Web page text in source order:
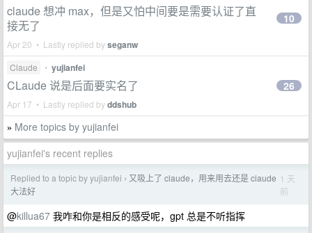
claude 想冲 max，但是又怕中间要是需要认证了直
接无了
Apr 20 • Lastly replied byseganw
10
Claude • yujianfei
CLaude 说是后面要实名了
Apr 17 • Lastly replied byddshub
26
» More topics by yujianfei
yujianfei's recent replies
Replied to a topic by yujianfei › 又吸上了 claude，用来用去还是 claude
大法好
1 天
前
@killua67 我咋和你是相反的感受呢，gpt 总是不听指挥